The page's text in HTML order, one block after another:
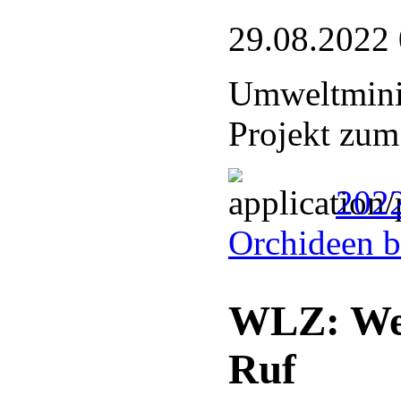
29.08.2022
Projekt
Orchideen
WLZ:
Ruf